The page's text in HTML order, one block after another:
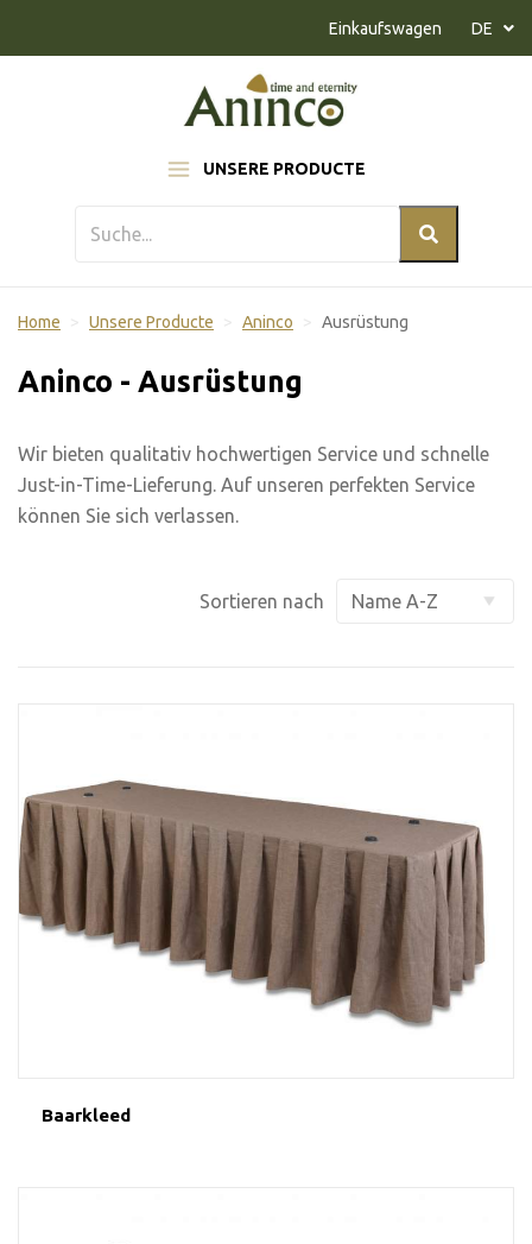
UNSERE PRODUCTE
Einkaufswagen DE
Home Unsere Producte Aninco Ausrüstung
Aninco - Ausrüstung
Wir bieten qualitativ hochwertigen Service und schnelle
Just-in-Time-Lieferung. Auf unseren perfekten Service
können Sie sich verlassen.
Sortieren nach
Baarkleed